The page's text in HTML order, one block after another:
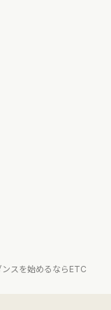
スを始めるならETC